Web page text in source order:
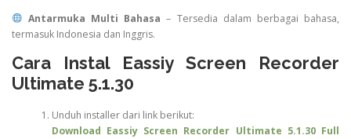
Antarmuka Multi Bahasa – Tersedia dalam berbagai bahasa,
termasuk Indonesia dan Inggris.
Cara Instal Eassiy Screen Recorder
Ultimate 5.1.30
Unduh installer dari link berikut:
Download Eassiy Screen Recorder Ultimate 5.1.30 Full